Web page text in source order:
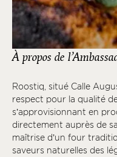
À propos de
Roostiq, situé Calle
respect pour la qualité
s’approvisionnant en
directement auprès de
maîtrise d’un four
saveurs naturelles des